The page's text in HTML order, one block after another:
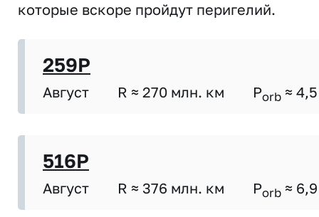
которые вскоре пройдут перигелий.
259P
Август R ≈ 270 млн. км Porb ≈ 4,5
516P
Август R ≈ 376 млн. км Porb ≈ 6,9